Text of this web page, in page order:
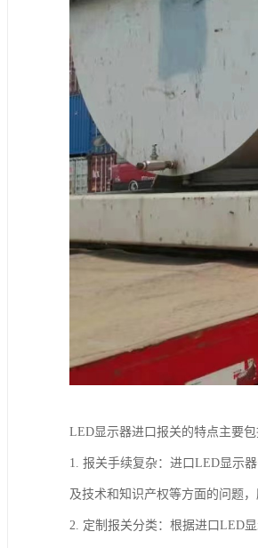
LED显示器进口报关的特点主要包
1. 报关手续复杂：进口LED显示
及技术和知识产权等方面的问题
2. 定制报关分类：根据进口LED